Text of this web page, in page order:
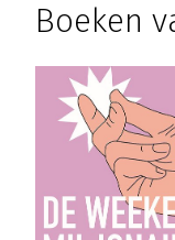
Boeken